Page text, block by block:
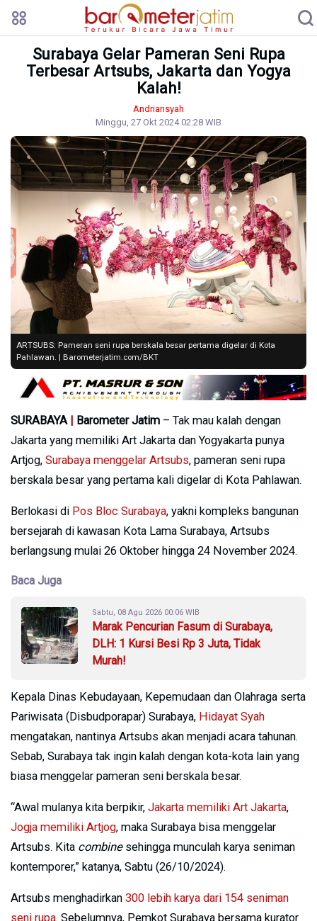
Surabaya Gelar Pameran Seni Rupa
Terbesar Artsubs, Jakarta dan Yogya
Kalah!
Andriansyah
Minggu, 27 Okt 2024 02:28 WIB
ARTSUBS: Pameran seni rupa berskala besar pertama digelar di Kota
Pahlawan. | Barometerjatim.com/BKT
SURABAYA | Barometer Jatim – Tak mau kalah dengan
Jakarta yang memiliki Art Jakarta dan Yogyakarta punya
Artjog, Surabaya menggelar Artsubs, pameran seni rupa
berskala besar yang pertama kali digelar di Kota Pahlawan.
Berlokasi di Pos Bloc Surabaya, yakni kompleks bangunan
bersejarah di kawasan Kota Lama Surabaya, Artsubs
berlangsung mulai 26 Oktober hingga 24 November 2024.
Baca Juga
Sabtu, 08 Agu 2026 00:06 WIB
Marak Pencurian Fasum di Surabaya,
DLH: 1 Kursi Besi Rp 3 Juta, Tidak
Murah!
Kepala Dinas Kebudayaan, Kepemudaan dan Olahraga serta
Pariwisata (Disbudporapar) Surabaya, Hidayat Syah
mengatakan, nantinya Artsubs akan menjadi acara tahunan.
Sebab, Surabaya tak ingin kalah dengan kota-kota lain yang
biasa menggelar pameran seni berskala besar.
“Awal mulanya kita berpikir, Jakarta memiliki Art Jakarta,
Jogja memiliki Artjog, maka Surabaya bisa menggelar
Artsubs. Kita combinesehingga munculah karya seniman
kontemporer,” katanya, Sabtu (26/10/2024).
Artsubs menghadirkan 300 lebih karya dari 154 seniman
seni rupa. Sebelumnya, Pemkot Surabaya bersama kurator